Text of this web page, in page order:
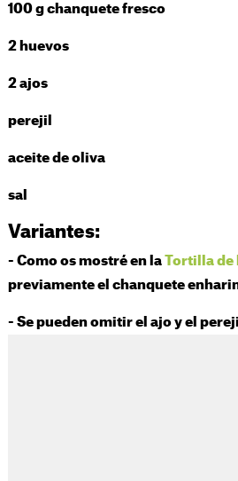
100 g chanquete fresco
2 huevos
2 ajos
perejil
aceite de oliva
sal
Variantes:
- Como os mostré en la Tortilla
previamente el chanquete
- Se pueden omitir el ajo y el perejil